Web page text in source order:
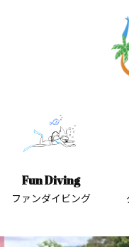
Fun Diving
ファンダイビング